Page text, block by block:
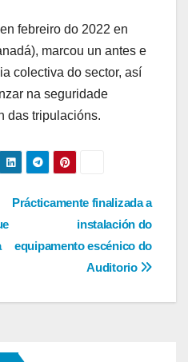
febreiro do 2022 en
marcou un antes e
colectiva do sector, así
na seguridade
das tripulacións.
Prácticamente finalizada a
instalación do
equipamento escénico do
Auditorio